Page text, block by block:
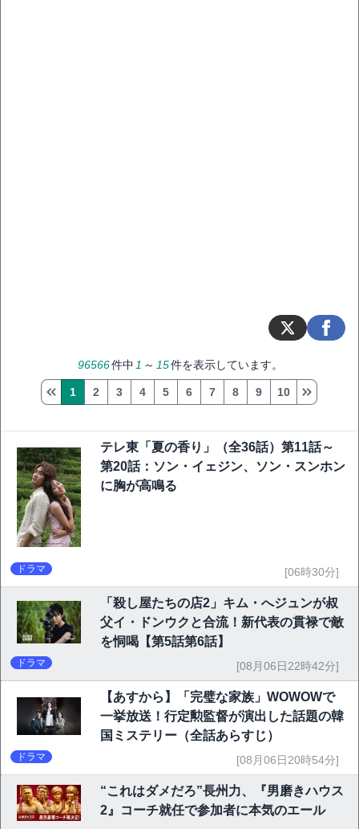
96566件中 1 ～ 15件を表示しています。
1 2 3 4 5 6 7 8 9 10
テレ東「夏の香り」（全36話）第11話～
第20話：ソン・イェジン、ソン・スンホン
に胸が高鳴る
ドラマ [06時30分]
「殺し屋たちの店2」キム・へジュンが叔
父イ・ドンウクと合流！新代表の貫禄で敵
を恫喝【第5話第6話】
ドラマ [08月06日22時42分]
【あすから】「完璧な家族」WOWOWで
一挙放送！行定勲監督が演出した話題の韓
国ミステリー（全話あらすじ）
ドラマ [08月06日20時54分]
“これはダメだろ”長州力、『男磨きハウス
2』コーチ就任で参加者に本気のエール